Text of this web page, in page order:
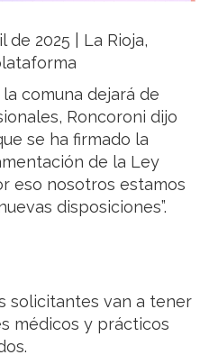
de 2025 | La Rioja,
comuna dejará de
Roncoroni dijo
se ha firmado la
de la Ley
eso nosotros estamos
disposiciones”.
solicitantes van a tener
médicos y prácticos